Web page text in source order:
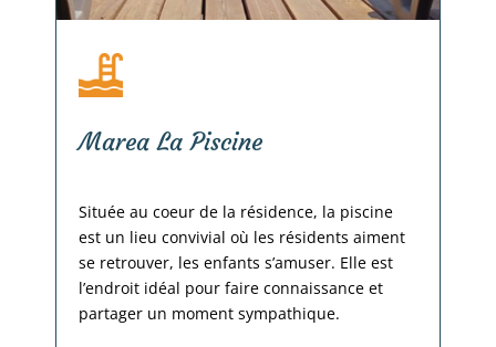
Marea La Piscine
Située au coeur de la résidence, la piscine
est un lieu convivial où les résidents aiment
se retrouver, les enfants s’amuser. Elle est
l’endroit idéal pour faire connaissance et
partager un moment sympathique.